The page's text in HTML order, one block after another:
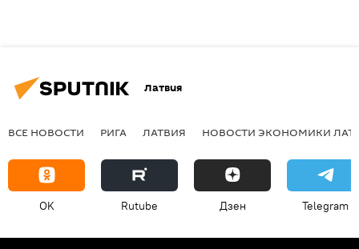
Латвия
ВСЕ НОВОСТИ РИГА ЛАТВИЯ НОВОСТИ ЭКОНОМИКИ
OK Rutube Дзен Telegram